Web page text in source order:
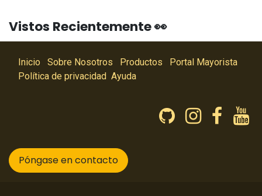
Vistos Recientemente 👀
Inicio Sobre Nosotros Productos
Portal Mayorista
Política de privacidad Ayuda
Póngase en contacto